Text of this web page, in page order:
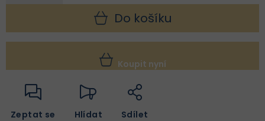
Do košíku
Koupit nyní
Zeptat se Hlídat Sdílet